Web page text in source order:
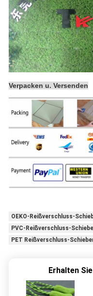
Verpacken u. Versenden
OEKO-Reißverschluss-
PVC-Reißverschluss-
PET Reißverschluss-
Erhalten